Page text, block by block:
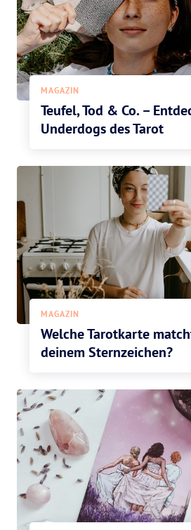
MAGAZIN
Teufel, Tod & Co. –
Underdogs des Tarot
MAGAZIN
Welche Tarotkarte
deinem Sternzeichen?